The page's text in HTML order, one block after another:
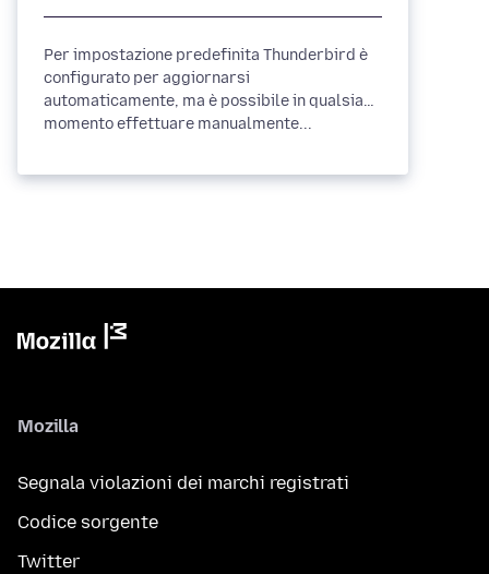
Per impostazione predefinita Thunderbird è
configurato per aggiornarsi
automaticamente, ma è possibile in qualsiasi
momento effettuare manualmente...
Mozilla
Segnala violazioni dei marchi registrati
Codice sorgente
Twitter